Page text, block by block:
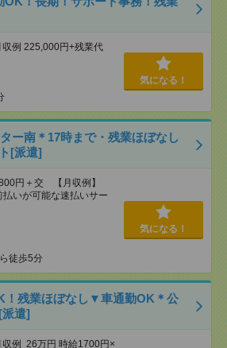
例 225,000円+残業代
気になる！
ー南＊17時まで・残業ほぼなし
[派遣]
円＋交 【月収例】
いが可能な速払いサー
徒歩5分
気になる！
！残業ほぼなし▼車通勤OK＊公
遣]
例 26万円 時給1700円×